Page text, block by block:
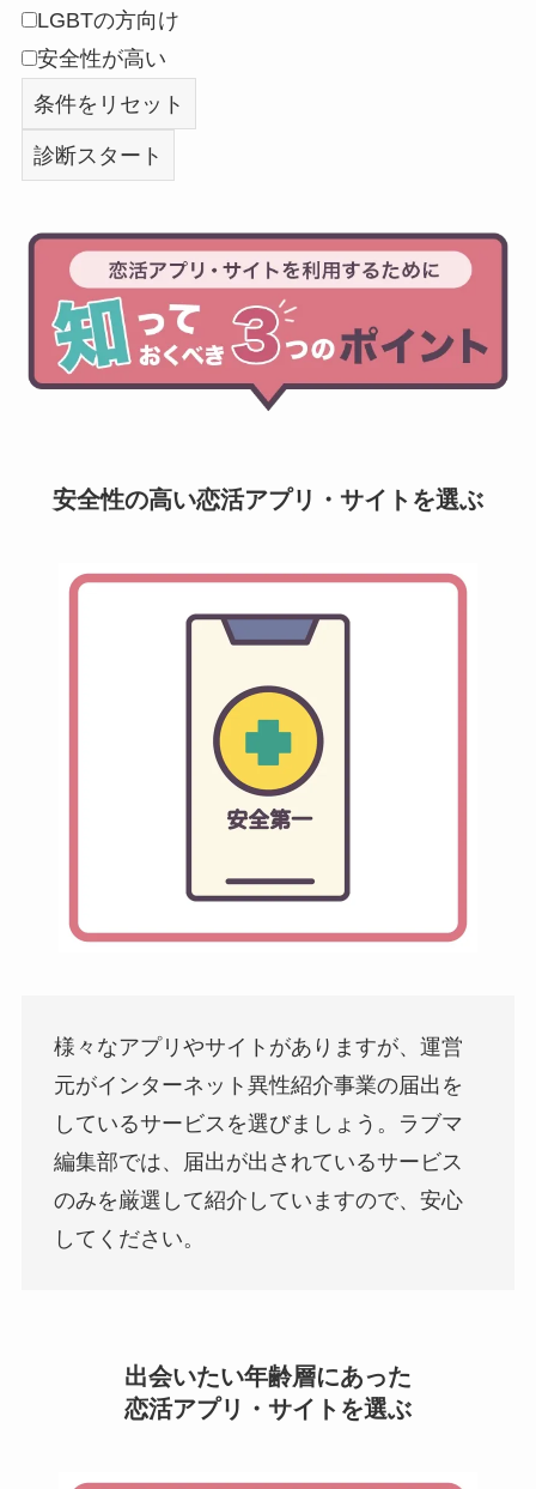
LGBTの方向け
安全性が高い
安全性の高い恋活アプリ・サイトを選ぶ
様々なアプリやサイトがありますが、運営
元がインターネット異性紹介事業の届出を
しているサービスを選びましょう。ラブマ
編集部では、届出が出されているサービス
のみを厳選して紹介していますので、安心
してください。
出会いたい年齢層にあった
恋活アプリ・サイトを選ぶ